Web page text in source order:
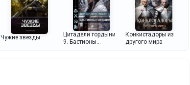
Чужие звезды
Цитадели гордыни
9. Бастионы
Конкистадоры из
другого мира